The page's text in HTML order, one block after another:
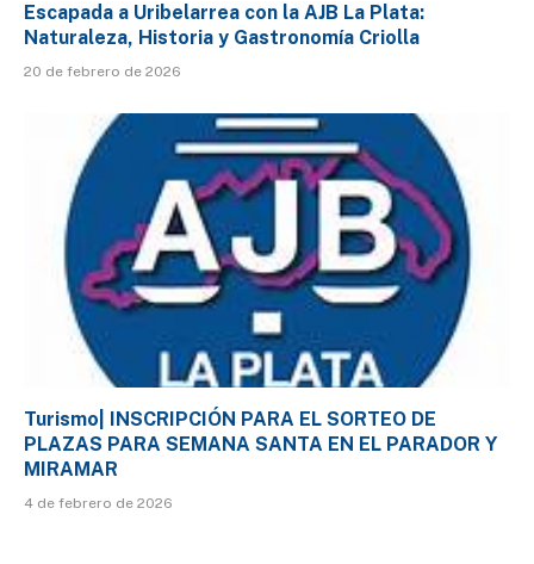
Escapada a Uribelarrea con la AJB La Plata:
Naturaleza, Historia y Gastronomía Criolla
20 de febrero de 2026
Turismo| INSCRIPCIÓN PARA EL SORTEO DE
PLAZAS PARA SEMANA SANTA EN EL PARADOR Y
MIRAMAR
4 de febrero de 2026